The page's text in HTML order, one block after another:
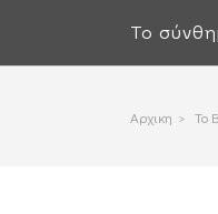
Το
Αρχικη > Το